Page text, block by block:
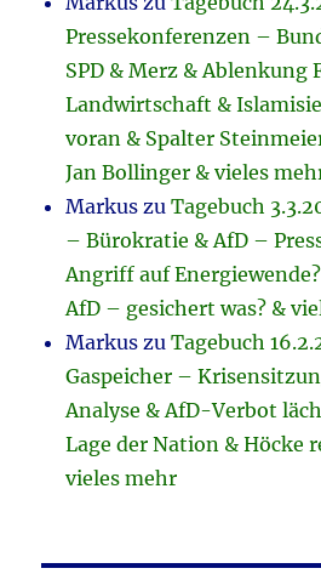
Pressekonferenzen –
SPD & Merz & Ablenkung
Landwirtschaft &
voran & Spalter
Jan Bollinger & vieles
Markus zuTagebuch
– Bürokratie & AfD –
Angriff auf
AfD – gesichert was? &
Markus zuTagebuch
Gaspeicher –
Analyse & AfD-Verbot
Lage der Nation & Höcke
vieles mehr